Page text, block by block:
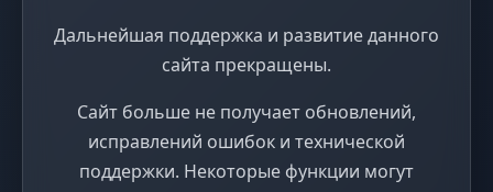
Дальнейшая поддержка и развитие данного
сайта прекращены.
Сайт больше не получает обновлений,
исправлений ошибок и технической
поддержки. Некоторые функции могут